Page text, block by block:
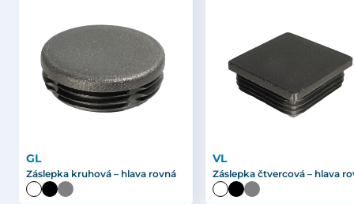
GL
Záslepka kruhová – hlava rovná
VL
Záslepka čtvercová – hlava